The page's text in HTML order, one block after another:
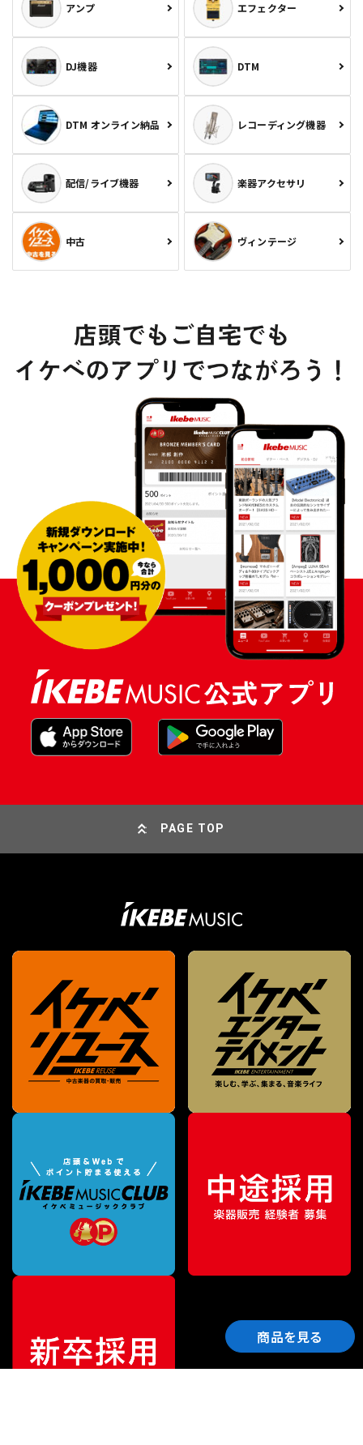
商品を見る
アンプ エフェクター
DJ機器 DTM
DTM オンライン納品 レコーディング機器
配信/ライブ機器 楽器アクセサリ
中古 ヴィンテージ
PAGE TOP